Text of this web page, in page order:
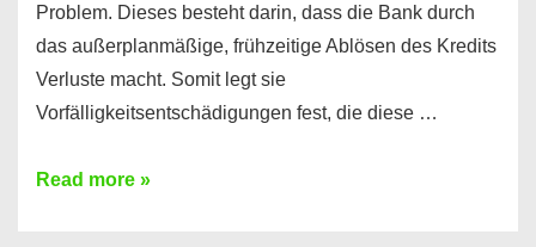
Problem. Dieses besteht darin, dass die Bank durch
das außerplanmäßige, frühzeitige Ablösen des Kredits
Verluste macht. Somit legt sie
Vorfälligkeitsentschädigungen fest, die diese …
Kredit
Read more »